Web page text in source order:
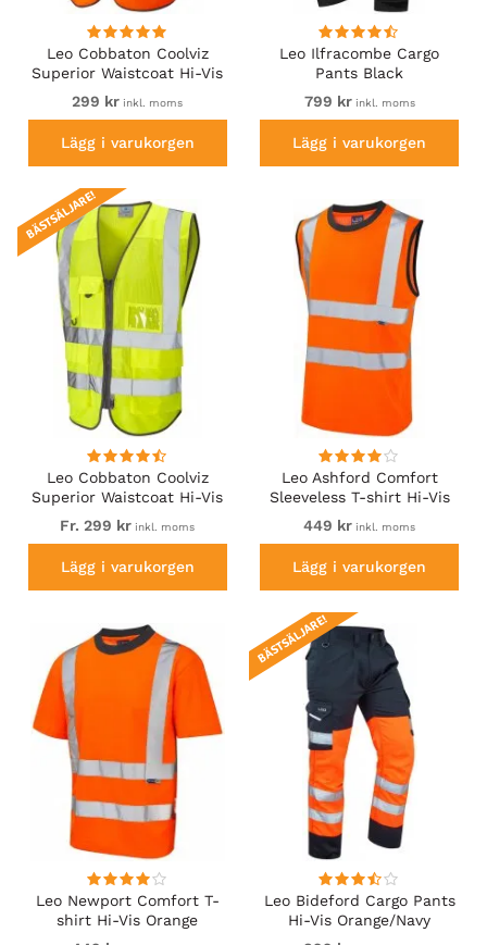
Leo Cobbaton Coolviz
Superior Waistcoat Hi-Vis
Orange
299 kr inkl. moms
Lägg i varukorgen
Leo Ilfracombe Cargo
Pants Black
799 krinkl. moms
Lägg i varukorgen
Leo Cobbaton Coolviz
Superior Waistcoat Hi-Vis
Yellow
BÄSTSÄLJARE!
Fr. 299 kr inkl. moms
Lägg i varukorgen
Leo Ashford Comfort
Sleeveless T-shirt Hi-Vis
Orange
449 kr inkl. moms
Lägg i varukorgen
Leo Newport Comfort T-
shirt Hi-Vis Orange
Leo Bideford Cargo Pants
Hi-Vis Orange/Navy
BÄSTSÄLJARE!